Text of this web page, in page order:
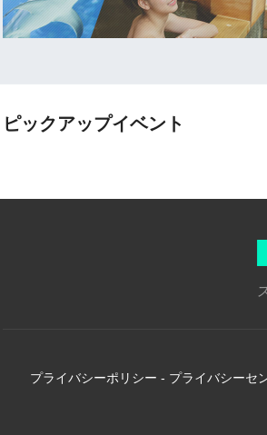
ピックアップイベント
プライバシーポリシー - プライバシーセ